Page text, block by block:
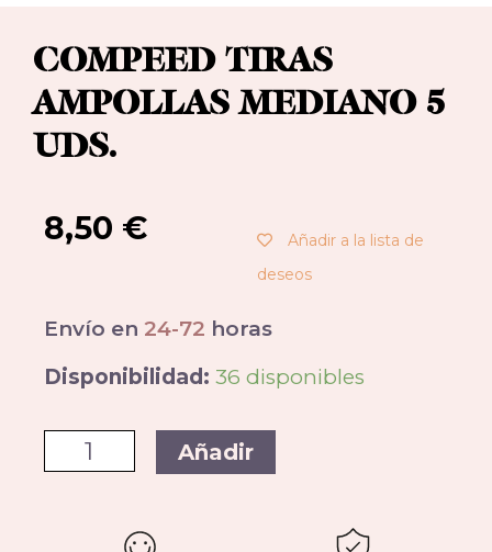
COMPEED TIRAS
AMPOLLAS MEDIANO 5
UDS.
8,50 €
Añadir a la lista de
deseos
Envío en 24-72 horas
Disponibilidad: 36 disponibles
Añadir